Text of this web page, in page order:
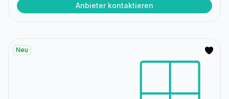
Anbieter kontaktieren
Neu